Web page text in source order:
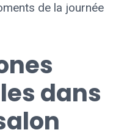
de la journée
dans